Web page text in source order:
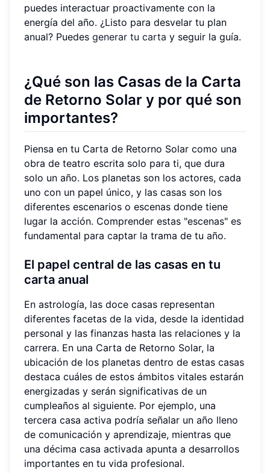
puedes interactuar proactivamente con la
energía del año. ¿Listo para desvelar tu plan
anual? Puedes generar tu carta y seguir la guía.
¿Qué son las Casas de la Carta
de Retorno Solar y por qué son
importantes?
Piensa en tu Carta de Retorno Solar como una
obra de teatro escrita solo para ti, que dura
solo un año. Los planetas son los actores, cada
uno con un papel único, y las casas son los
diferentes escenarios o escenas donde tiene
lugar la acción. Comprender estas "escenas" es
fundamental para captar la trama de tu año.
El papel central de las casas en tu
carta anual
En astrología, las doce casas representan
diferentes facetas de la vida, desde la identidad
personal y las finanzas hasta las relaciones y la
carrera. En una Carta de Retorno Solar, la
ubicación de los planetas dentro de estas casas
destaca cuáles de estos ámbitos vitales estarán
energizadas y serán significativas de un
cumpleaños al siguiente. Por ejemplo, una
tercera casa activa podría señalar un año lleno
de comunicación y aprendizaje, mientras que
una décima casa activada apunta a desarrollos
importantes en tu vida profesional.